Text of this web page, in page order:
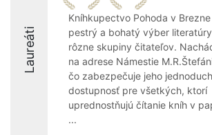
Laureáti
Kníhkupectvo Pohoda v
pestrý a bohatý výber
rôzne skupiny čitateľov.
na adrese Námestie
čo zabezpečuje jeho
dostupnosť pre všetkých, ktorí
uprednostňujú čítanie kníh v
...